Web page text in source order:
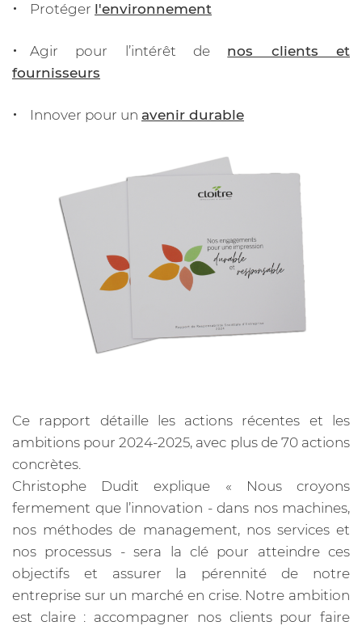
Protéger l'environnement
Agir pour l’intérêt de nos clients et
fournisseurs
Innover pour un avenir durable
Ce rapport détaille les actions récentes et les
ambitions pour 2024-2025, avec plus de 70 actions
concrètes.
Christophe Dudit explique « Nous croyons
fermement que l’innovation - dans nos machines,
nos méthodes de management, nos services et
nos processus - sera la clé pour atteindre ces
objectifs et assurer la pérennité de notre
entreprise sur un marché en crise. Notre ambition
est claire : accompagner nos clients pour faire